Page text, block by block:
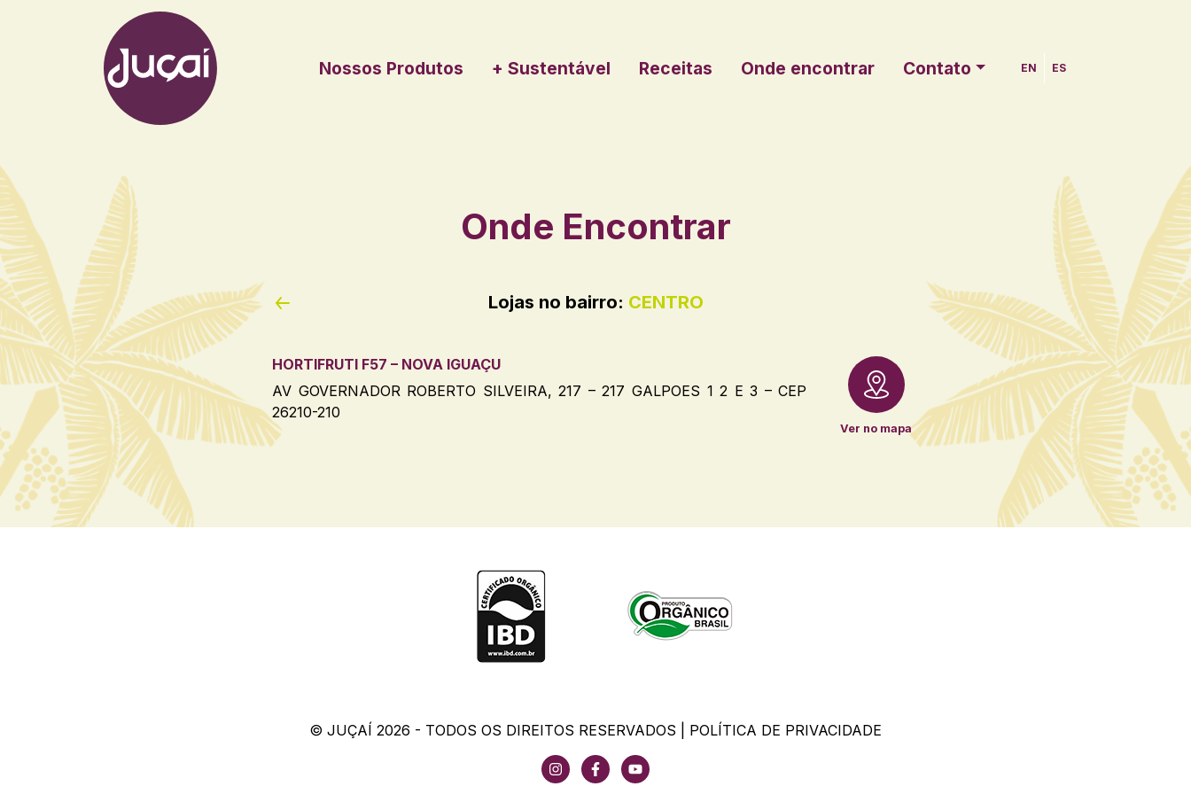
Main Navigation Nossos Produtos + Sustentável Receitas Onde encontrar Contato EN ES
Onde Encontrar
Lojas no bairro: CENTRO
HORTIFRUTI F57 – NOVA IGUAÇU
AV GOVERNADOR ROBERTO SILVEIRA, 217 – 217 GALPOES 1 2 E 3 – CEP
26210-210
Ver no mapa
© JUÇAÍ 2026 - TODOS OS DIREITOS RESERVADOS | POLÍTICA DE PRIVACIDADE